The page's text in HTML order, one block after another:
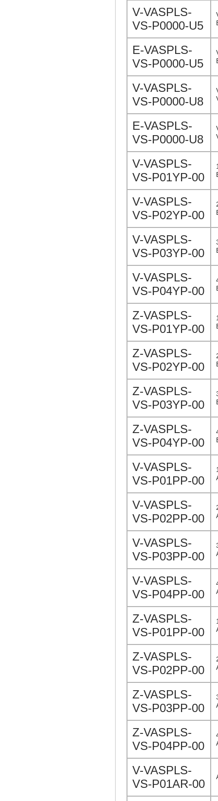
V-VASPLS-
VS-P0000-U5
E-VASPLS-
VS-P0000-U5
V-VASPLS-
VS-P0000-U8
E-VASPLS-
VS-P0000-U8
V-VASPLS-
VS-P01YP-00
V-VASPLS-
VS-P02YP-00
V-VASPLS-
VS-P03YP-00
V-VASPLS-
VS-P04YP-00
Z-VASPLS-
VS-P01YP-00
Z-VASPLS-
VS-P02YP-00
Z-VASPLS-
VS-P03YP-00
Z-VASPLS-
VS-P04YP-00
V-VASPLS-
VS-P01PP-00
V-VASPLS-
VS-P02PP-00
V-VASPLS-
VS-P03PP-00
V-VASPLS-
VS-P04PP-00
Z-VASPLS-
VS-P01PP-00
Z-VASPLS-
VS-P02PP-00
Z-VASPLS-
VS-P03PP-00
Z-VASPLS-
VS-P04PP-00
V-VASPLS-
VS-P01AR-00